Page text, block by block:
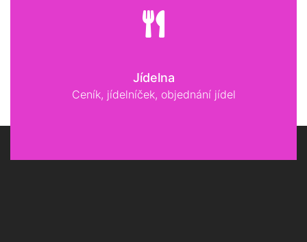
Jídelna
Ceník, jídelníček, objednání jídel